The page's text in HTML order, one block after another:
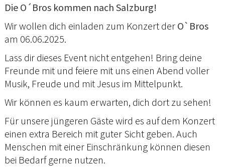
Die O´Bros kommen nach Salzburg!
Wir wollen dich einladen zum Konzert der O`Bros
am 06.06.2025.
Lass dir dieses Event nicht entgehen! Bring deine
Freunde mit und feiere mit uns einen Abend voller
Musik, Freude und mit Jesus im Mittelpunkt.
Wir können es kaum erwarten, dich dort zu sehen!
Für unsere jüngeren Gäste wird es auf dem Konzert
einen extra Bereich mit guter Sicht geben. Auch
Menschen mit einer Einschränkung können diesen
bei Bedarf gerne nutzen.